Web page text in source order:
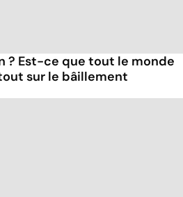
? Est-ce que tout le monde
sur le bâillement